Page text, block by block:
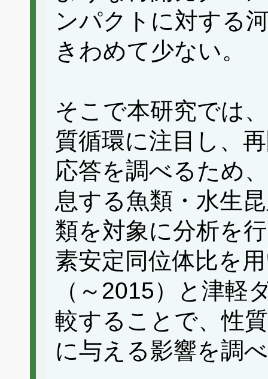
ンパクトに対する
きわめて少ない。
そこで本研究では
質循環に注目し、
応答を調べるため
息する魚類・水生
類を対象に分析を
素安定同位体比を
（～2015）と津軽
較することで、性
に与える影響を調